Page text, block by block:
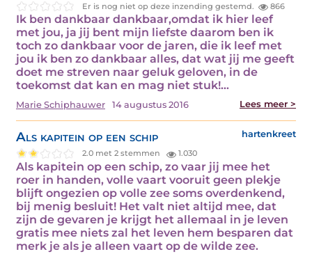
Er is nog niet op deze inzending gestemd. 866
Ik ben dankbaar dankbaar,omdat ik hier leef
met jou, ja jij bent mijn liefste daarom ben ik
toch zo dankbaar voor de jaren, die ik leef met
jou ik ben zo dankbaar alles, dat wat jij me geeft
doet me streven naar geluk geloven, in de
toekomst dat kan en mag niet stuk!…
Marie Schiphauwer 14 augustus 2016 Lees meer >
Als kapitein op een schip hartenkreet
2.0 met 2 stemmen 1.030
Als kapitein op een schip, zo vaar jij mee het
roer in handen, volle vaart vooruit geen plekje
blijft ongezien op volle zee soms overdenkend,
bij menig besluit! Het valt niet altijd mee, dat
zijn de gevaren je krijgt het allemaal in je leven
gratis mee niets zal het leven hem besparen dat
merk je als je alleen vaart op de wilde zee.